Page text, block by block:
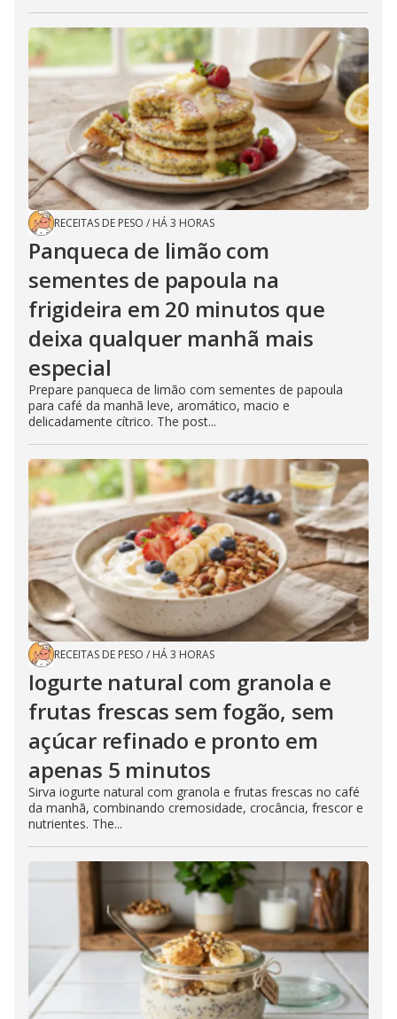
RECEITAS DE PESO / HÁ 3 HORAS
Panqueca de limão com
sementes de papoula na
frigideira em 20 minutos que
deixa qualquer manhã mais
especial
Prepare panqueca de limão com sementes de papoula
para café da manhã leve, aromático, macio e
delicadamente cítrico. The post...
RECEITAS DE PESO / HÁ 3 HORAS
Iogurte natural com granola e
frutas frescas sem fogão, sem
açúcar refinado e pronto em
apenas 5 minutos
Sirva iogurte natural com granola e frutas frescas no café
da manhã, combinando cremosidade, crocância, frescor e
nutrientes. The...